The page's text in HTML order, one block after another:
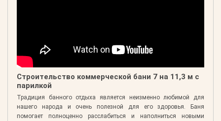
Строительство коммерческой бани 7 на 11,3 м с
парилкой
Традиция банного отдыха является неизменно любимой для
нашего народа и очень полезной для его здоровья. Баня
помогает полноценно расслабиться и наполниться новыми